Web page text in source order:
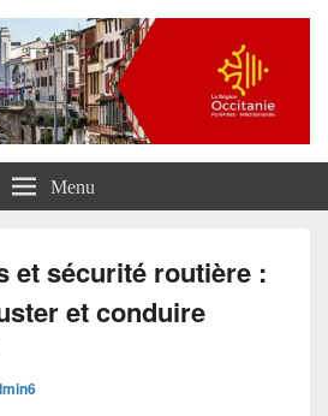
Menu
et sécurité routière :
et conduire